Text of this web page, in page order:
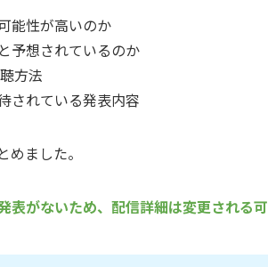
能性が高いのか
予想されているのか
方法
されている発表内容
めました。
表がないため、配信詳細は変更される